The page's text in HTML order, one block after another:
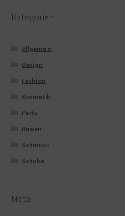
Kategorien
Allgemein
Design
Fashion
Kosmetik
Party
Reisen
Schmuck
Schuhe
Meta